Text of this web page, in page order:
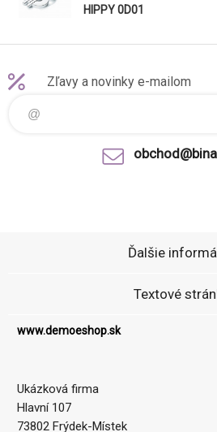
HIPPY 0D01
Zľavy a novinky e-mailom
www.demoeshop.sk
Ukázková firma
Hlavní 107
73802 Frýdek-Místek
Ďalšie
Textové